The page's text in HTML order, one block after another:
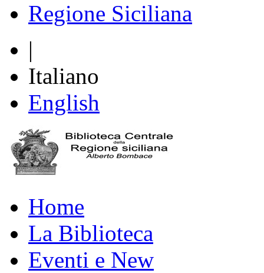
Regione Siciliana
|
Italiano
English
Home
La Biblioteca
Eventi e New